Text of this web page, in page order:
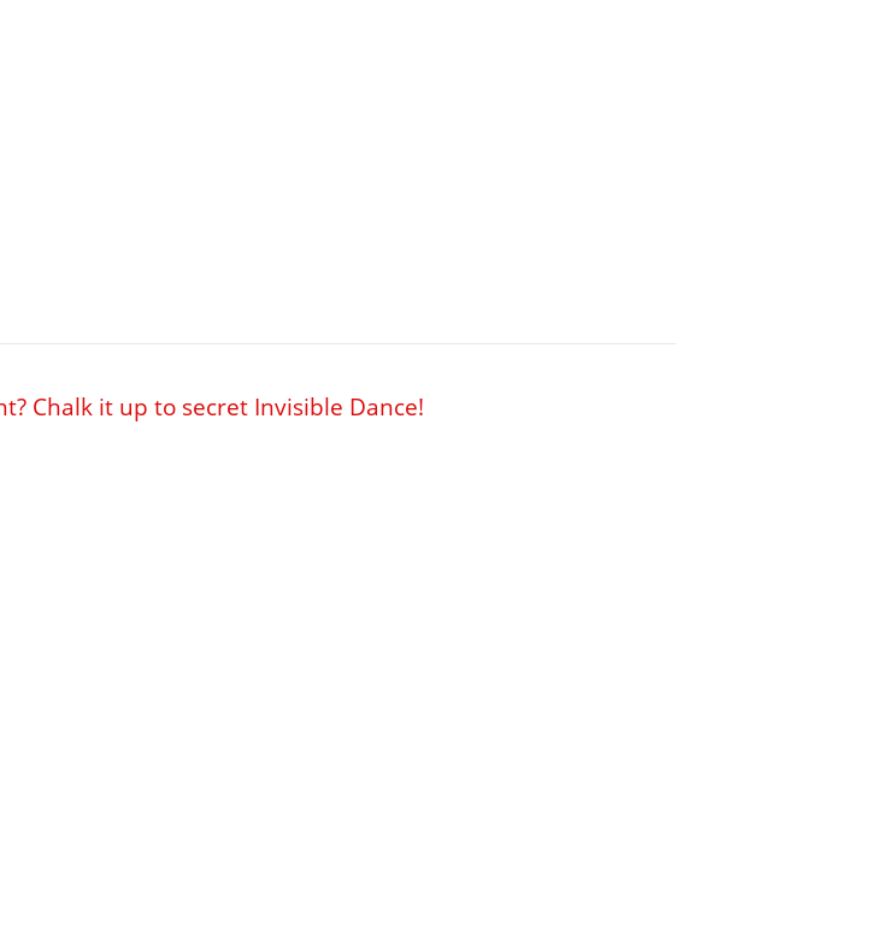
Chalk it up to secret Invisible Dance!